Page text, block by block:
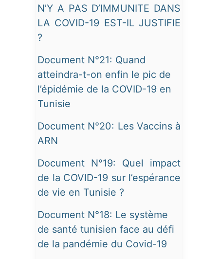
N’Y A PAS D’IMMUNITE DANS
LA COVID-19 EST-IL JUSTIFIE
?
Document N°21: Quand
atteindra-t-on enfin le pic de
l’épidémie de la COVID-19 en
Tunisie
Document N°20: Les Vaccins à
ARN
Document N°19: Quel impact
de la COVID-19 sur l’espérance
de vie en Tunisie ?
Document N°18: Le système
de santé tunisien face au défi
de la pandémie du Covid-19